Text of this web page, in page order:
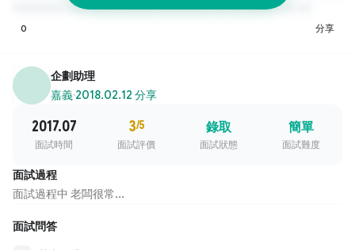
0 分享
企劃助理
嘉義·2018.02.12 分享
2017.07
面試時間
3/5
面試評價
錄取
面試狀態
簡單
面試難度
面試過程
面試過程中 老闆很常...
面試問答